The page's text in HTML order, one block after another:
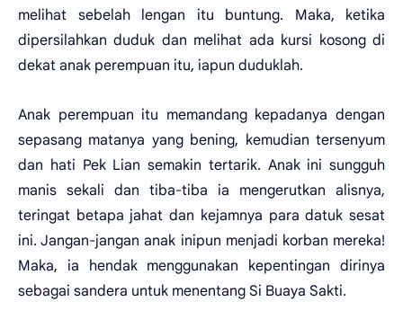
melihat sebelah lengan itu buntung. Maka, ketika
dipersilahkan duduk dan melihat ada kursi kosong di
dekat anak perempuan itu, iapun duduklah.
Anak perempuan itu memandang kepadanya dengan
sepasang matanya yang bening, kemudian tersenyum
dan hati Pek Lian semakin tertarik. Anak ini sungguh
manis sekali dan tiba-tiba ia mengerutkan alisnya,
teringat betapa jahat dan kejamnya para datuk sesat
ini. Jangan-jangan anak inipun menjadi korban mereka!
Maka, ia hendak menggunakan kepentingan dirinya
sebagai sandera untuk menentang Si Buaya Sakti.